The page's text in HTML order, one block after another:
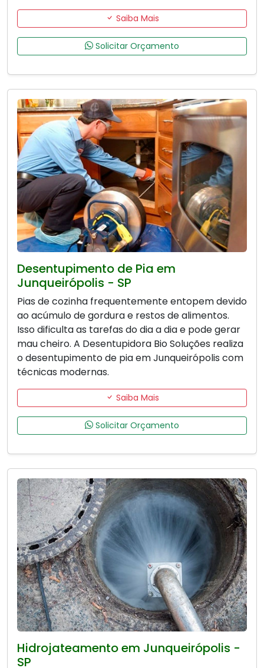
Saiba Mais
Solicitar Orçamento
Desentupimento de Pia em
Junqueirópolis - SP
Pias de cozinha frequentemente entopem devido
ao acúmulo de gordura e restos de alimentos.
Isso dificulta as tarefas do dia a dia e pode gerar
mau cheiro. A Desentupidora Bio Soluções realiza
o desentupimento de pia em Junqueirópolis com
técnicas modernas.
Saiba Mais
Solicitar Orçamento
Hidrojateamento em Junqueirópolis -
SP